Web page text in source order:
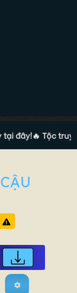
đây!🔥 Tộc truyện